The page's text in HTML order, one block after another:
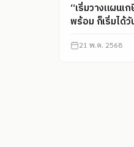
“เริ่มวางแผนเ
พร้อม ก็เริ่มได้วั
21 พ.ค. 2568